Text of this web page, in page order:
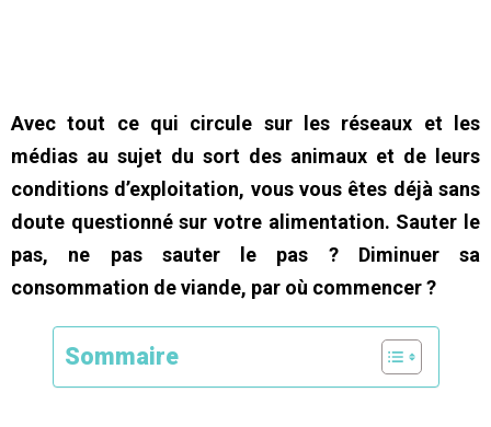
Avec tout ce qui circule sur les réseaux et les
médias au sujet du sort des animaux et de leurs
conditions d’exploitation, vous vous êtes déjà sans
doute questionné sur votre alimentation. Sauter le
pas, ne pas sauter le pas ? Diminuer sa
consommation de viande, par où commencer ?
Sommaire